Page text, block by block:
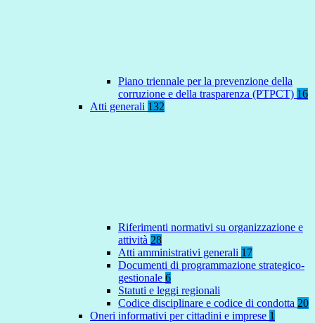
Piano triennale per la prevenzione della
corruzione e della trasparenza (PTPCT) 16
Atti generali 132
Riferimenti normativi su organizzazione e
attività 28
Atti amministrativi generali 17
Documenti di programmazione strategico-
gestionale 6
Statuti e leggi regionali
Codice disciplinare e codice di condotta 20
Oneri informativi per cittadini e imprese 1